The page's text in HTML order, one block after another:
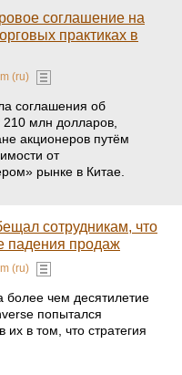
соглашение на
практиках в
(ru)
соглашения об
млн долларов,
акционеров путём
от
рынке в Китае.
сотрудникам, что
падения продаж
(ru)
более чем десятилетие
попытался
их в том, что стратегия